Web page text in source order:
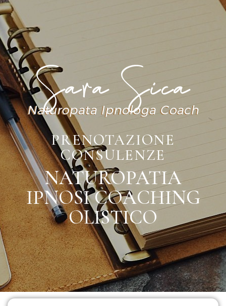
PRENOTAZIONE
CONSULENZE
NATUROPATIA
IPNOSI COACHING
OLISTICO